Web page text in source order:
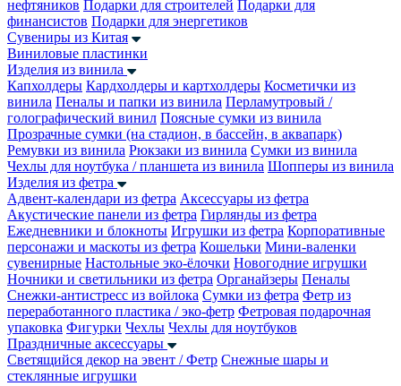
нефтяников Подарки для строителей Подарки для
финансистов Подарки для энергетиков
Сувениры из Китая
Виниловые пластинки
Изделия из винила
Капхолдеры Кардхолдеры и картхолдеры Косметички из
винила Пеналы и папки из винила Перламутровый /
голографический винил Поясные сумки из винила
Прозрачные сумки (на стадион, в бассейн, в аквапарк)
Ремувки из винила Рюкзаки из винила Сумки из винила
Чехлы для ноутбука / планшета из винила Шопперы из винила
Изделия из фетра
Адвент-календари из фетра Аксессуары из фетра
Акустические панели из фетра Гирлянды из фетра
Ежедневники и блокноты Игрушки из фетра Корпоративные
персонажи и маскоты из фетра Кошельки Мини-валенки
сувенирные Настольные эко-ёлочки Новогодние игрушки
Ночники и светильники из фетра Органайзеры Пеналы
Снежки-антистресс из войлока Сумки из фетра Фетр из
переработанного пластика / эко-фетр Фетровая подарочная
упаковка Фигурки Чехлы Чехлы для ноутбуков
Праздничные аксессуары
Светящийся декор на эвент / Фетр Снежные шары и
стеклянные игрушки